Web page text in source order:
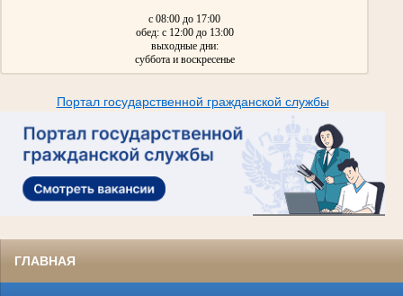
с 08:00 до 17:00
обед: с 12:00 до 13:00
выходные дни:
суббота и воскресенье
Портал государственной гражданской службы
ГЛАВНАЯ